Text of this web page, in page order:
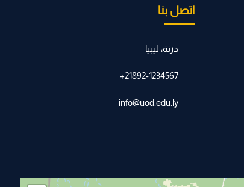
اتصل بنا
درنة، ليبيا
21892-1234567+
info@uod.edu.ly